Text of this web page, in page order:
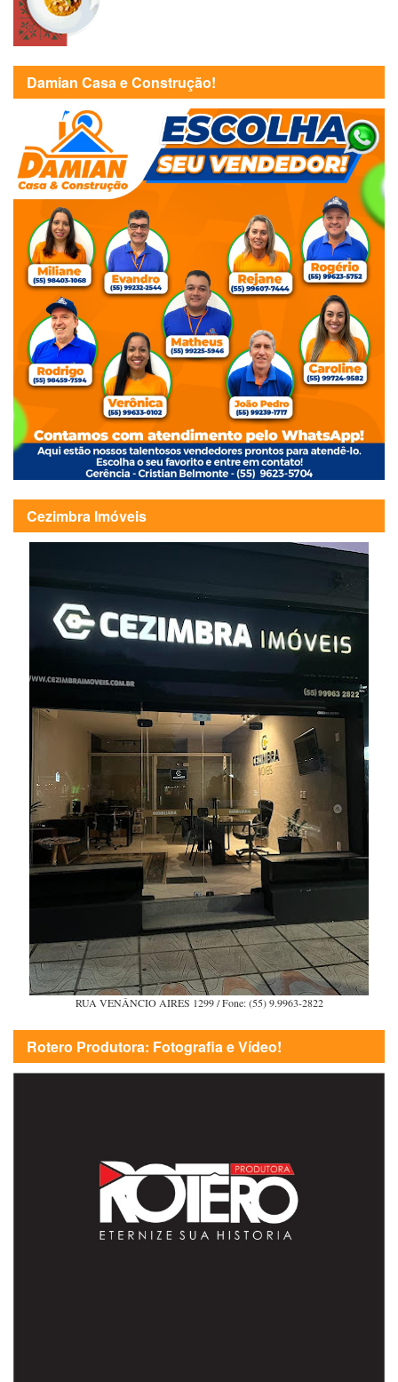
Damian Casa e Construção!
Cezimbra Imóveis
RUA VENÂNCIO AIRES 1299 / Fone: (55) 9.9963-2822
Rotero Produtora: Fotografia e Vídeo!